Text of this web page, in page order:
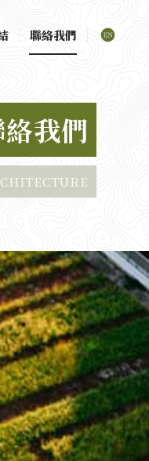
聯絡我們
我們